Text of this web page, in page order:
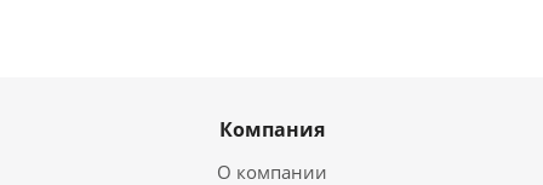
Компания
О компании